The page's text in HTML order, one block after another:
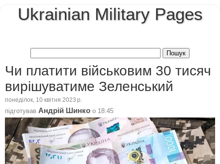
Ukrainian Military Pages
Чи платити військовим 30 тисяч
вирішуватиме Зеленський
понеділок, 10 квітня 2023 р.
підготував Андрій Шинко о 18:45